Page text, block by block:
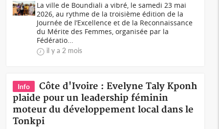
La ville de Boundiali a vibré, le samedi 23 mai
2026, au rythme de la troisième édition de la
Journée de l’Excellence et de la Reconnaissance
du Mérite des Femmes, organisée par la
Fédératio...
il y a 2 mois
Info
Côte d'Ivoire : Evelyne Taly Kponh
plaide pour un leadership féminin
moteur du développement local dans le
Tonkpi